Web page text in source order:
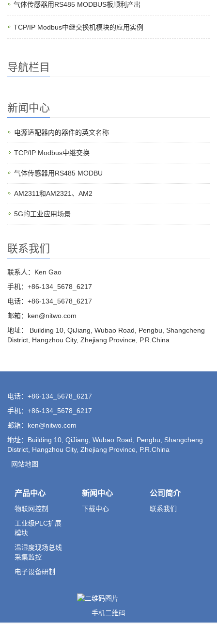
气体传感器用RS485 MODBUS板顺利产出
TCP/IP Modbus中继交换机模块的应用实例
导航栏目
新闻中心
电源适配器内的器件的英文名称
TCP/IP Modbus中继交换
气体传感器用RS485 MODBU
AM2311和AM2321、AM2
5G的工业应用场景
联系我们
联系人：Ken Gao
手机：+86-134_5678_6217
电话：+86-134_5678_6217
邮箱：ken@nitwo.com
地址： Building 10, QiJiang, Wubao Road, Pengbu, Shangcheng
District, Hangzhou City, Zhejiang Province, P.R.China
电话：+86-134_5678_6217
手机：+86-134_5678_6217
邮箱：ken@nitwo.com
地址：Building 10, QiJiang, Wubao Road, Pengbu, Shangcheng
District, Hangzhou City, Zhejiang Province, P.R.China
网站地图
产品中心
物联网控制
工业级PLC扩展
模块
温湿度现场总线
采集监控
电子设备研制
新闻中心
下载中心
公司简介
联系我们
手机二维码